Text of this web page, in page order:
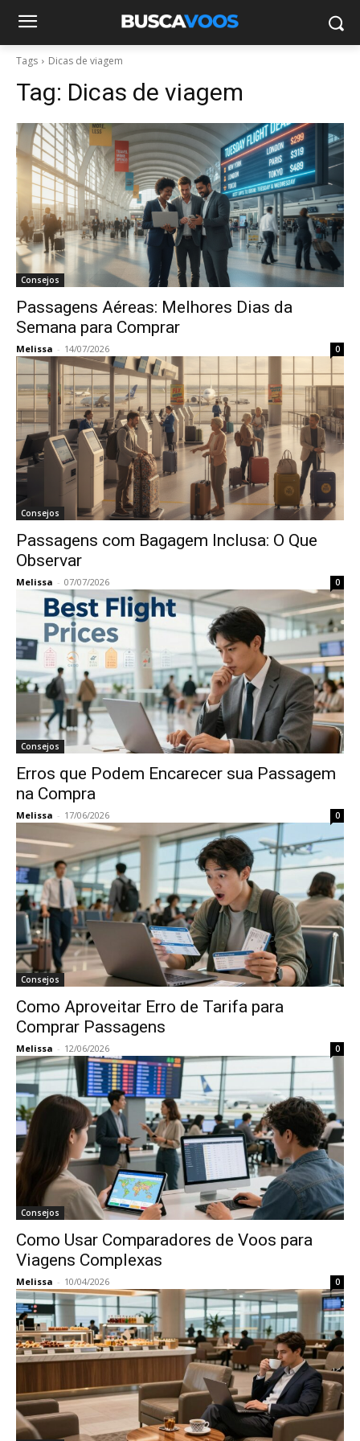
Tags Dicas de viagem
Tag: Dicas de viagem
Consejos
Passagens Aéreas: Melhores Dias da
Semana para Comprar
Melissa - 14/07/2026 0
Consejos
Passagens com Bagagem Inclusa: O Que
Observar
Melissa - 07/07/2026 0
Consejos
Erros que Podem Encarecer sua Passagem
na Compra
Melissa - 17/06/2026 0
Consejos
Como Aproveitar Erro de Tarifa para
Comprar Passagens
Melissa - 12/06/2026 0
Consejos
Como Usar Comparadores de Voos para
Viagens Complexas
Melissa - 10/04/2026 0